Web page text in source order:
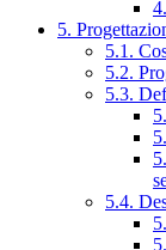
5.
5.1.
5.2.
5.3.
5.4.